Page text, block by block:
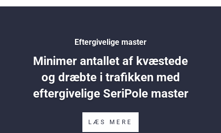
Eftergivelige master
Minimer antallet af kvæstede
og dræbte i trafikken med
eftergivelige SeriPole master
LÆS MERE